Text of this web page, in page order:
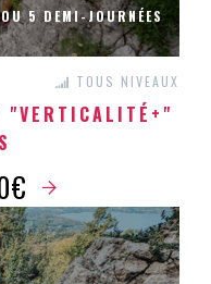
5 DEMI-JOURNÉES
TOUS NIVEAUX